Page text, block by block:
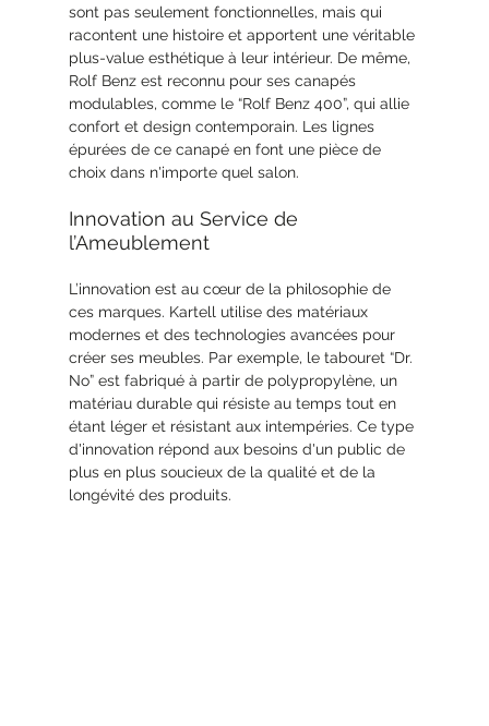
sont pas seulement fonctionnelles, mais qui
racontent une histoire et apportent une véritable
plus-value esthétique à leur intérieur. De même,
Rolf Benz est reconnu pour ses canapés
modulables, comme le “Rolf Benz 400”, qui allie
confort et design contemporain. Les lignes
épurées de ce canapé en font une pièce de
choix dans n'importe quel salon.
Innovation au Service de
l’Ameublement
L’innovation est au cœur de la philosophie de
ces marques. Kartell utilise des matériaux
modernes et des technologies avancées pour
créer ses meubles. Par exemple, le tabouret “Dr.
No” est fabriqué à partir de polypropylène, un
matériau durable qui résiste au temps tout en
étant léger et résistant aux intempéries. Ce type
d'innovation répond aux besoins d'un public de
plus en plus soucieux de la qualité et de la
longévité des produits.